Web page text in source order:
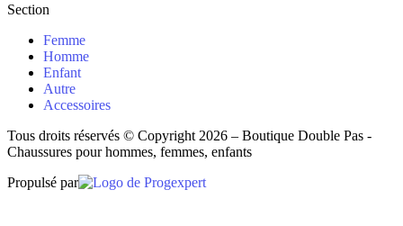
Section
Femme
Homme
Enfant
Autre
Accessoires
Tous droits réservés © Copyright 2026 – Boutique Double Pas -
Chaussures pour hommes, femmes, enfants
Propulsé par